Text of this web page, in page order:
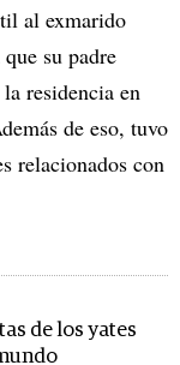
al exmarido
su padre
residencia en
de eso, tuvo
relacionados con
de los yates